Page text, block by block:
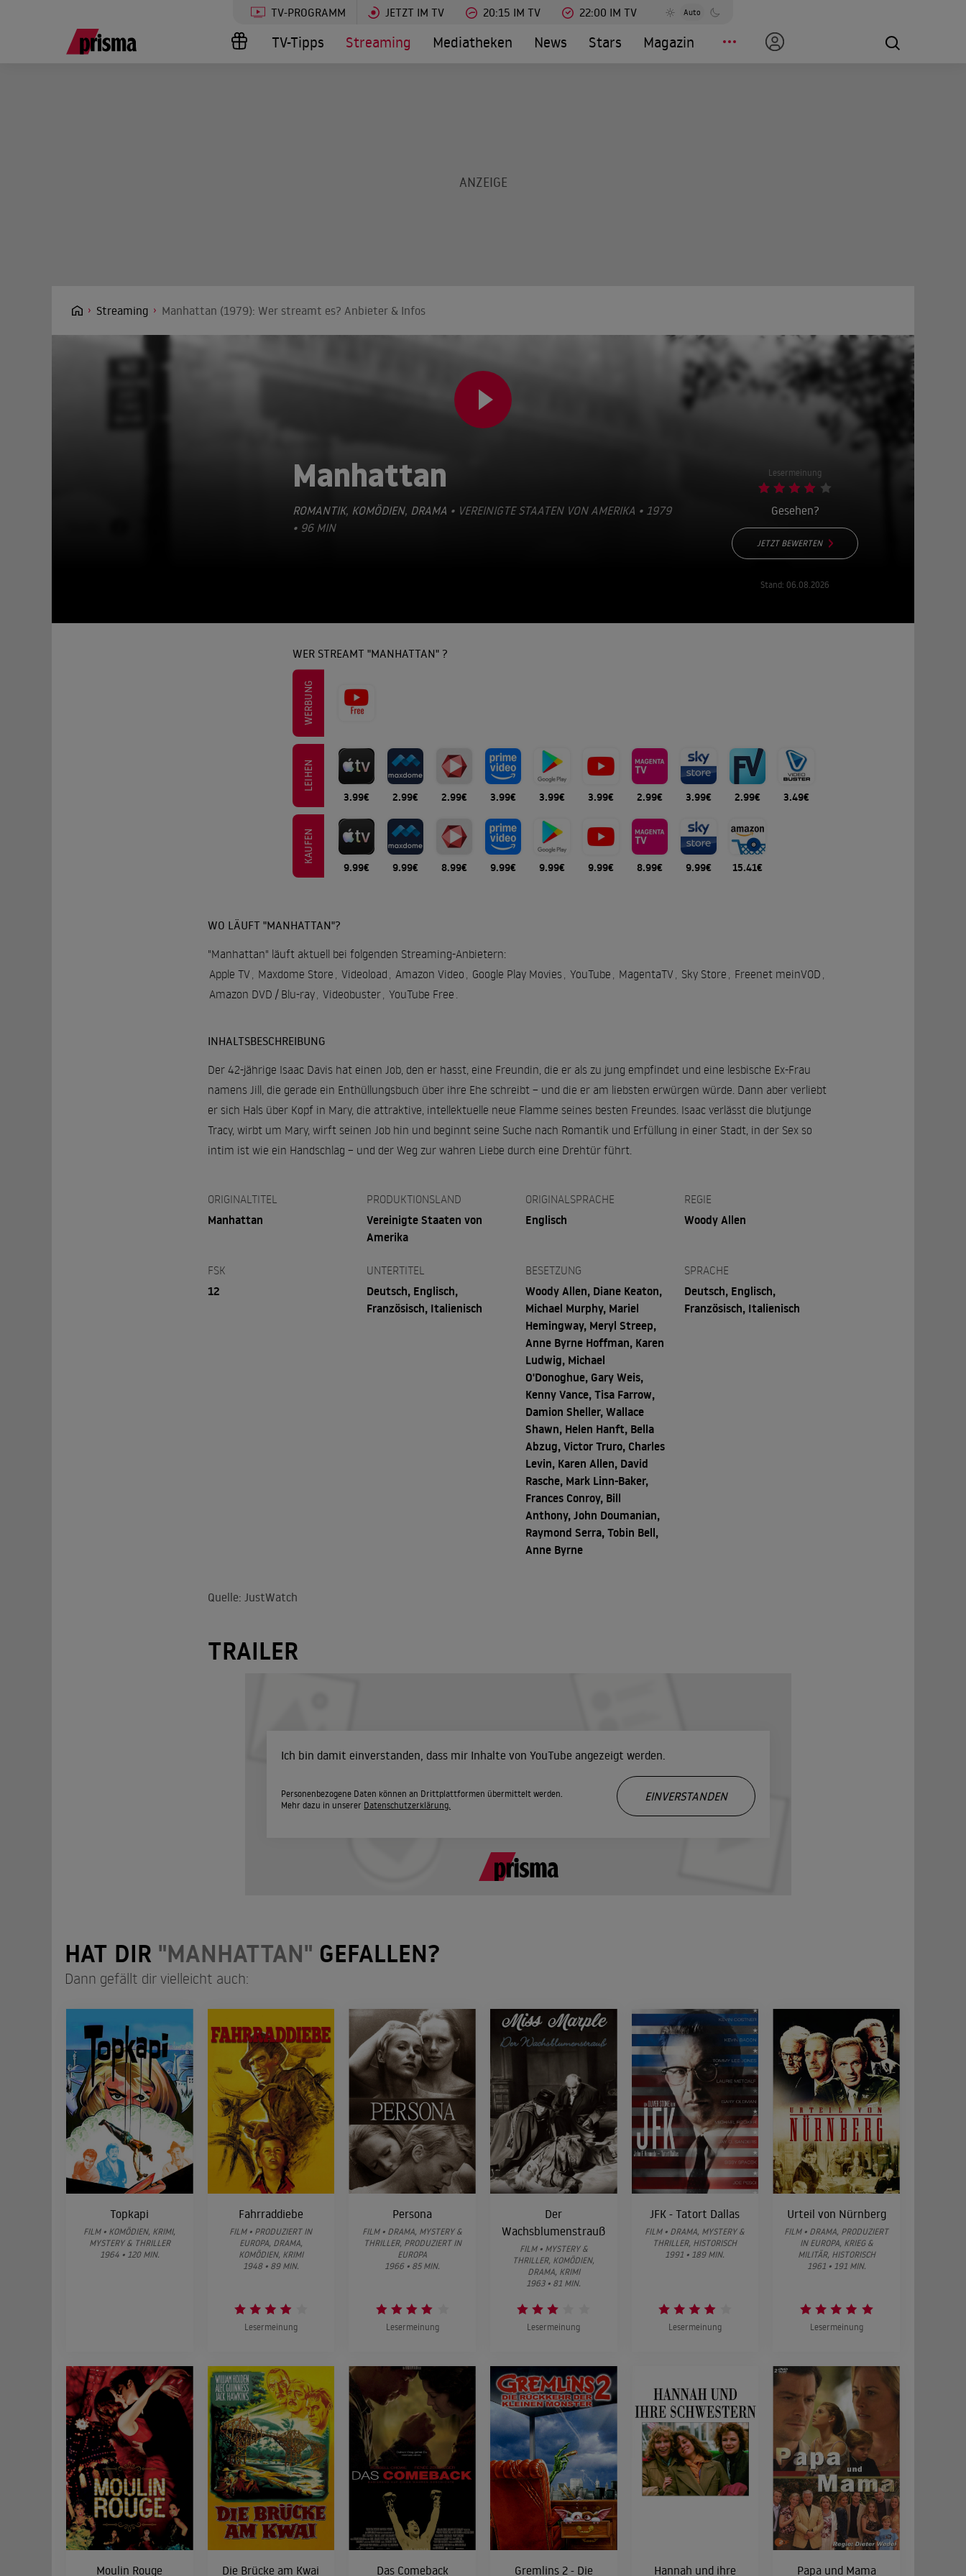
TV-PROGRAMM JETZT IM TV 20:15 IM TV 22:00 IM TV Auto
TV-Tipps Streaming Mediatheken News Stars Magazin
Streaming Manhattan (1979): Wer streamt es? Anbieter & Infos
Manhattan
ROMANTIK, KOMÖDIEN, DRAMA • VEREINIGTE STAATEN VON AMERIKA • 1979
• 96 MIN
Lesermeinung
Gesehen?
JETZT BEWERTEN
Stand: 06.08.2026
WER STREAMT "MANHATTAN" ?
WERBUNG
LEIHEN
3.99€ 2.99€ 2.99€ 3.99€ 3.99€ 3.99€ 2.99€ 3.99€ 2.99€ 3.49€
KAUFEN
9.99€ 9.99€ 8.99€ 9.99€ 9.99€ 9.99€ 8.99€ 9.99€ 15.41€
WO LÄUFT "MANHATTAN"?
"Manhattan" läuft aktuell bei folgenden Streaming-Anbietern:
Apple TV, Maxdome Store , Videoload , Amazon Video , Google Play Movies, YouTube , MagentaTV, Sky Store , Freenet meinVOD ,
Amazon DVD / Blu-ray, Videobuster, YouTube Free .
INHALTSBESCHREIBUNG
Der 42-jährige Isaac Davis hat einen Job, den er hasst, eine Freundin, die er als zu jung empfindet und eine lesbische Ex-Frau
namens Jill, die gerade ein Enthüllungsbuch über ihre Ehe schreibt – und die er am liebsten erwürgen würde. Dann aber verliebt
er sich Hals über Kopf in Mary, die attraktive, intellektuelle neue Flamme seines besten Freundes. Isaac verlässt die blutjunge
Tracy, wirbt um Mary, wirft seinen Job hin und beginnt seine Suche nach Romantik und Erfüllung in einer Stadt, in der Sex so
intim ist wie ein Handschlag – und der Weg zur wahren Liebe durch eine Drehtür führt.
ORIGINALTITEL
Manhattan
PRODUKTIONSLAND
Vereinigte Staaten von
Amerika
ORIGINALSPRACHE
Englisch
REGIE
Woody Allen
FSK
12
UNTERTITEL
Deutsch, Englisch,
Französisch, Italienisch
BESETZUNG
Woody Allen, Diane Keaton,
Michael Murphy, Mariel
Hemingway, Meryl Streep,
Anne Byrne Hoffman, Karen
Ludwig, Michael
O'Donoghue, Gary Weis,
Kenny Vance, Tisa Farrow,
Damion Sheller, Wallace
Shawn, Helen Hanft, Bella
Abzug, Victor Truro, Charles
Levin, Karen Allen, David
Rasche, Mark Linn-Baker,
Frances Conroy, Bill
Anthony, John Doumanian,
Raymond Serra, Tobin Bell,
Anne Byrne
SPRACHE
Deutsch, Englisch,
Französisch, Italienisch
Quelle: JustWatch
TRAILER
Ich bin damit einverstanden, dass mir Inhalte von YouTube angezeigt werden.
Personenbezogene Daten können an Drittplattformen übermittelt werden.
Mehr dazu in unserer Datenschutzerklärung.
EINVERSTANDEN
HAT DIR "MANHATTAN" GEFALLEN?
Dann gefällt dir vielleicht auch:
Topkapi
FILM • KOMÖDIEN, KRIMI,
MYSTERY & THRILLER
1964 • 120 MIN.
Fahrraddiebe
FILM • PRODUZIERT IN
EUROPA, DRAMA,
KOMÖDIEN, KRIMI
1948 • 89 MIN.
Lesermeinung
Persona
FILM • DRAMA, MYSTERY &
THRILLER, PRODUZIERT IN
EUROPA
1966 • 85 MIN.
Lesermeinung
Der
Wachsblumenstrauß
FILM • MYSTERY &
THRILLER, KOMÖDIEN,
DRAMA, KRIMI
1963 • 81 MIN.
Lesermeinung
JFK - Tatort Dallas
FILM • DRAMA, MYSTERY &
THRILLER, HISTORISCH
1991 • 189 MIN.
Lesermeinung
Urteil von Nürnberg
FILM • DRAMA, PRODUZIERT
IN EUROPA, KRIEG &
MILITÄR, HISTORISCH
1961 • 191 MIN.
Lesermeinung
Moulin Rouge Die Brücke am Kwai Das Comeback Gremlins 2 - Die Hannah und ihre Papa und Mama